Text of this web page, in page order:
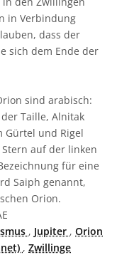
in Verbindung
dass der
sich dem Ende der
sind arabisch:
Taille, Alnitak
Gürtel und Rigel
auf der linken
für eine
Saiph genannt,
Orion.
, Jupiter , Orion
, Zwillinge